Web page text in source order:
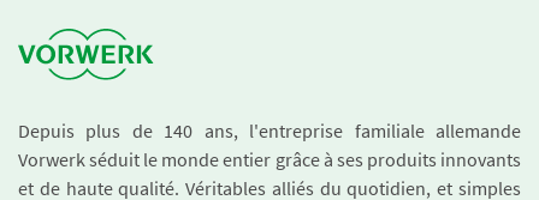
Depuis plus de 140 ans, l'entreprise familiale allemande
Vorwerk séduit le monde entier grâce à ses produits innovants
et de haute qualité. Véritables alliés du quotidien, et simples